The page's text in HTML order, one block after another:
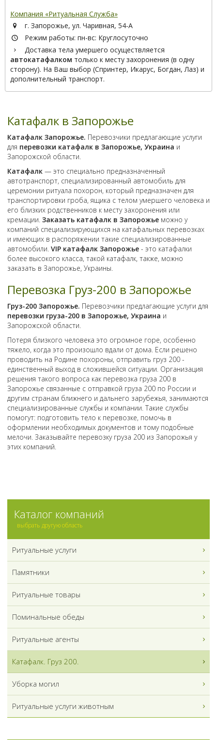
Компания «Ритуальная Служба»
г. Запорожье, ул. Чаривная, 54-А
Режим работы: пн-вс: Круглосуточно
Доставка тела умершего осуществляется
автокатафалком только к месту захоронения (в одну
сторону). На Ваш выбор (Спринтер, Икарус, Богдан, Лаз) и
дополнительный транспорт.
Катафалк в Запорожье
Катафалк Запорожье. Перевозчики предлагающие услуги
для перевозки катафалк в Запорожье, Украина и
Запорожской области.
Катафалк — это специально предназначенный
автотранспорт, специализированный автомобиль для
церемонии ритуала похорон, который предназначен для
транспортировки гроба, ящика с телом умершего человека и
его близких родственников к месту захоронения или
кремации. Заказать катафалк в Запорожье можно у
компаний специализирующихся на катафальных перевозках
и имеющих в распоряжении такие специализированные
автомобили. VIP катафалк Запорожье - это катафалки
более высокого класса, такой катафалк, также, можно
заказать в Запорожье, Украины.
Перевозка Груз-200 в Запорожье
Груз-200 Запорожье. Перевозчики предлагающие услуги для
перевозки груза-200 в Запорожье, Украина и
Запорожской области.
Потеря близкого человека это огромное горе, особенно
тяжело, когда это произошло вдали от дома. Если решено
проводить на Родине похороны, отправить груз 200 -
единственный выход в сложившейся ситуации. Организация
решения такого вопроса как перевозка груза 200 в
Запорожье связанные с отправкой груза 200 по России и
другим странам ближнего и дальнего зарубежья, занимаются
специализированные службы и компании. Такие службы
помогут: подготовить тело к перевозке, помочь в
оформлении необходимых документов и тому подобные
мелочи. Заказывайте перевозку груза 200 из Запорожья у
этих компаний.
Каталог компаний
выбрать другую область
Ритуальные услуги
Памятники
Ритуальные товары
Поминальные обеды
Ритуальные агенты
Катафалк. Груз 200.
Уборка могил
Ритуальные услуги животным